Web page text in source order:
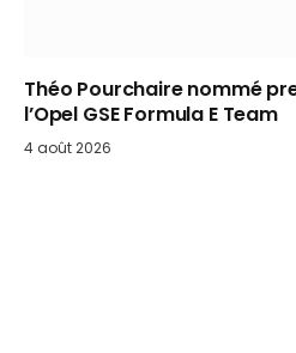
Théo Pourchaire nommé
l’Opel GSE Formula E Team
4 août 2026